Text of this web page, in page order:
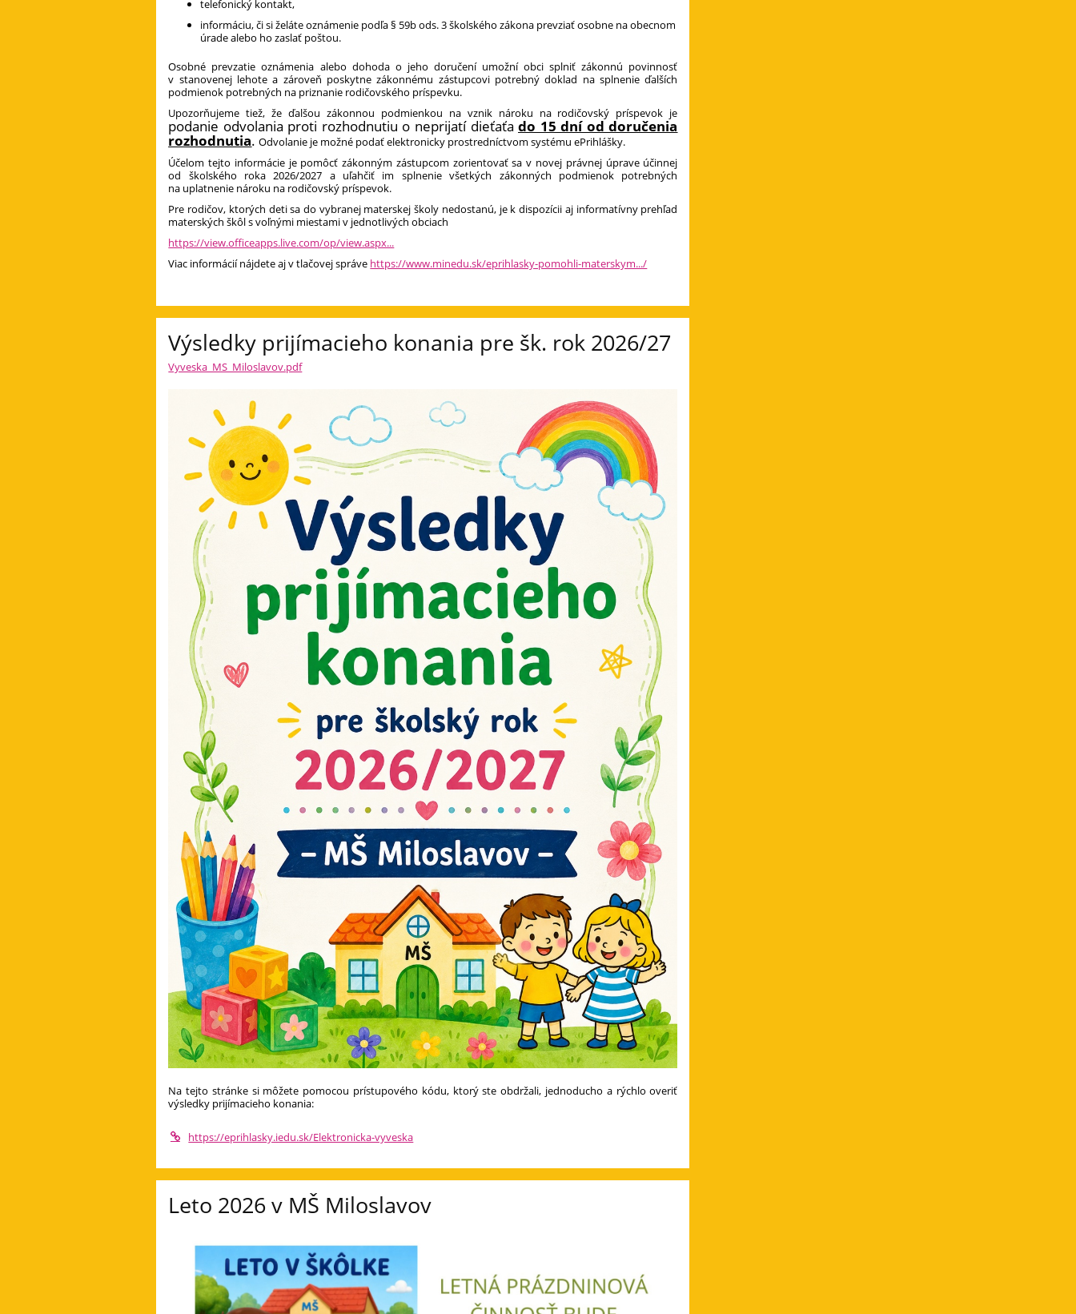
telefonický kontakt,
informáciu, či si želáte oznámenie podľa § 59b ods. 3 školského zákona prevziať osobne na obecnom
úrade alebo ho zaslať poštou.
Osobné prevzatie oznámenia alebo dohoda o jeho doručení umožní obci splniť zákonnú povinnosť
v stanovenej lehote a zároveň poskytne zákonnému zástupcovi potrebný doklad na splnenie ďalších
podmienok potrebných na priznanie rodičovského príspevku.
Upozorňujeme tiež, že ďalšou zákonnou podmienkou na vznik nároku na rodičovský príspevok je
podanie odvolania proti rozhodnutiu o neprijatí dieťaťado 15 dní od doručenia
rozhodnutia.Odvolanie je možné podať elektronicky prostredníctvom systému ePrihlášky.
Účelom tejto informácie je pomôcť zákonným zástupcom zorientovať sa v novej právnej úprave účinnej
od školského roka 2026/2027 a uľahčiť im splnenie všetkých zákonných podmienok potrebných
na uplatnenie nároku na rodičovský príspevok.
Pre rodičov, ktorých deti sa do vybranej materskej školy nedostanú, je k dispozícii aj informatívny prehľad
materských škôl s voľnými miestami v jednotlivých obciach
https://view.officeapps.live.com/op/view.aspx...
Viac informácií nájdete aj v tlačovej správe https://www.minedu.sk/eprihlasky-pomohli-materskym.../
Výsledky prijímacieho konania pre šk. rok 2026/27
Vyveska_MS_Miloslavov.pdf
Na tejto stránke si môžete pomocou prístupového kódu, ktorý ste obdržali, jednoducho a rýchlo overiť
výsledky prijímacieho konania:
https://eprihlasky.iedu.sk/Elektronicka-vyveska
Leto 2026 v MŠ Miloslavov